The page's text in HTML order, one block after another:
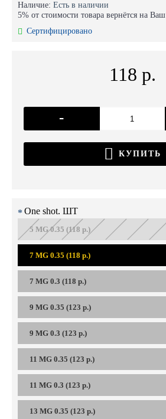
Наличие: Есть в наличии
5% от стоимости товара вернётся на Ваш
Сертифицировано
118 р.
-
КУПИТЬ
One shot. ШТ
5 MG 0.35 (118 р.)
7 MG 0.35 (118 р.)
7 MG 0.3 (118 р.)
9 MG 0.35 (123 р.)
9 MG 0.3 (123 р.)
11 MG 0.35 (123 р.)
11 MG 0.3 (123 р.)
13 MG 0.35 (123 р.)